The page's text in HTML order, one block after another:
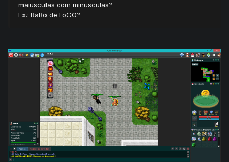
maiusculas com minusculas?
Ex.: RaBo de FoGO?